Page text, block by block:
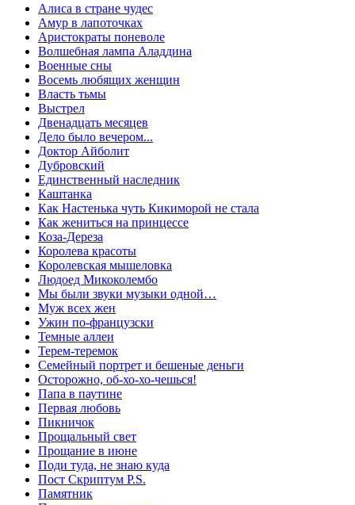
Алиса в стране чудес
Амур в лапоточках
Аристократы поневоле
Волшебная лампа Аладдина
Военные сны
Восемь любящих женщин
Власть тьмы
Выстрел
Двенадцать месяцев
Дело было вечером...
Доктор Айболит
Дубровский
Единственный наследник
Каштанка
Как Настенька чуть Кикиморой не стала
Как жениться на принцессе
Коза-Дереза
Королева красоты
Королевская мышеловка
Людоед Микоколембо
Мы были звуки музыки одной…
Муж всех жен
Ужин по-французски
Темные аллеи
Терем-теремок
Семейный портрет и бешеные деньги
Осторожно, об-хо-хо-чешься!
Папа в паутине
Первая любовь
Пикничок
Прощальный свет
Прощание в июне
Поди туда, не знаю куда
Пост Скриптум P.S.
Памятник